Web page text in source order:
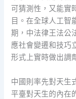
可猜測性，又能實
目。在全球人工智
期，中法律王法公
應社會變遷和技巧
形式上實時做出調
中國則率先對天生
平臺對天生的內在